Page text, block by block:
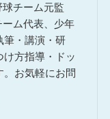
チーム元監
ム代表、少年
筆・講演・研
方指導・ドッ
お気軽にお問